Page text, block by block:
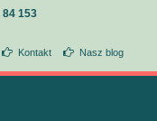
84 153
Kontakt Nasz blog